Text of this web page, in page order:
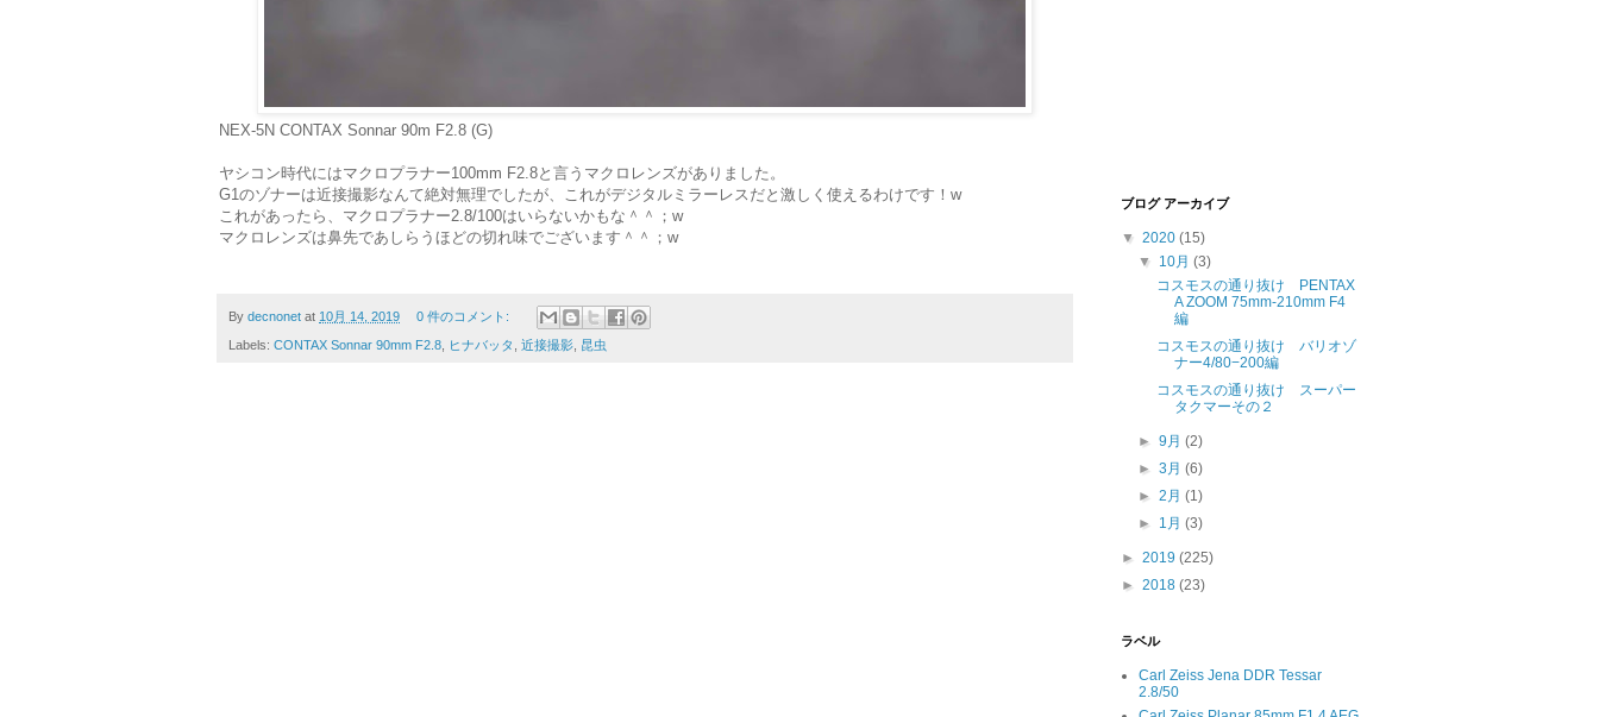
NEX-5N CONTAX Sonnar 90m F2.8 (G)
ヤシコン時代にはマクロプラナー100mm F2.8と言うマクロレンズがありました。
G1のゾナーは近接撮影なんて絶対無理でしたが、これがデジタルミラーレスだと激しく使えるわけです！w
これがあったら、マクロプラナー2.8/100はいらないかもな＾＾；w
マクロレンズは鼻先であしらうほどの切れ味でございます＾＾；w
By decnonet at 10月 14, 2019 0 件のコメント:
Labels: CONTAX Sonnar 90mm F2.8 ヒナバッタ 近接撮影 昆虫
ブログ アーカイブ
▼ 2020 (15)
▼ 10月(3)
コスモスの通り抜け PENTAX
A ZOOM 75mm-210mm F4
編
コスモスの通り抜け バリオゾ
ナー4/80−200編
コスモスの通り抜け スーパー
タクマーその２
►9月(2)
►3月(6)
►2月(1)
► 1月(3)
► 2019 (225)
► 2018 (23)
ラベル
Carl Zeiss Jena DDR Tessar
2.8/50